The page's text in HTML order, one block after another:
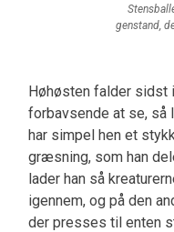
genstand,
Høhøsten falder sidst
forbavsende at se, så
har simpel hen et
græsning, som han
lader han så
igennem, og på den
der presses til enten